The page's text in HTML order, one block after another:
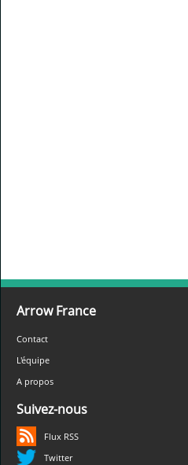
Arrow France
Contact
L'équipe
A propos
Suivez-nous
Flux RSS
Twitter